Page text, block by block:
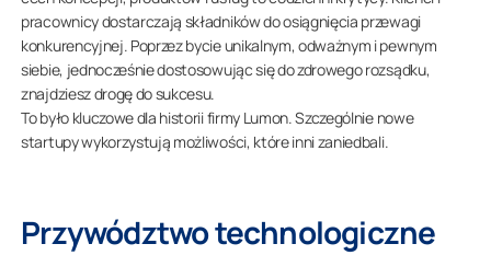
pracownicy dostarczają składników do osiągnięcia przewagi
konkurencyjnej. Poprzez bycie unikalnym, odważnym i pewnym
siebie, jednocześnie dostosowując się do zdrowego rozsądku,
znajdziesz drogę do sukcesu.
To było kluczowe dla historii firmy Lumon. Szczególnie nowe
startupy wykorzystują możliwości, które inni zaniedbali.
Przywództwo technologiczne